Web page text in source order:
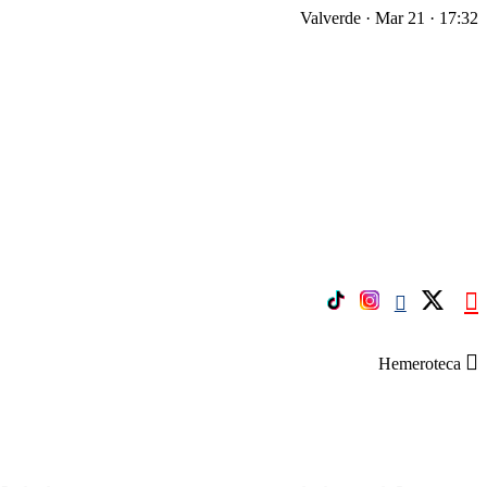
Valverde · Mar 21 · 17:32
Hemeroteca